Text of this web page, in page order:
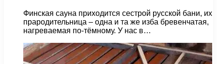
Финская сауна приходится сестрой русской бани, их
прародительница – одна и та же изба бревенчатая,
нагреваемая по-тёмному. У нас в…